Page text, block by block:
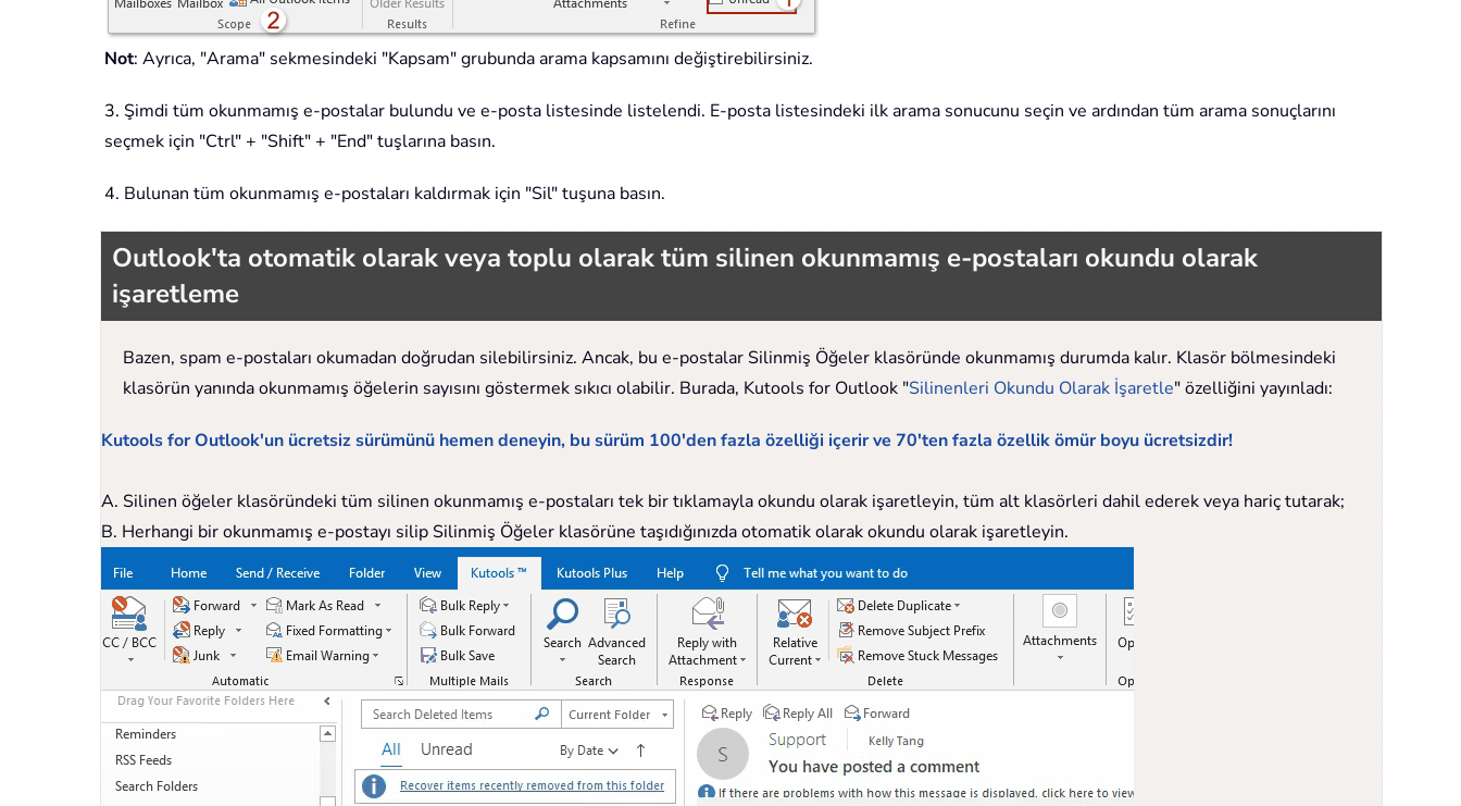
Not: Ayrıca, "Arama" sekmesindeki "Kapsam" grubunda arama kapsamını değiştirebilirsiniz.
3. Şimdi tüm okunmamış e-postalar bulundu ve e-posta listesinde listelendi. E-posta listesindeki ilk arama sonucunu seçin ve ardından tüm arama sonuçlarını
seçmek için "Ctrl" + "Shift" + "End" tuşlarına basın.
4. Bulunan tüm okunmamış e-postaları kaldırmak için "Sil" tuşuna basın.
Outlook'ta otomatik olarak veya toplu olarak tüm silinen okunmamış e-postaları okundu olarak
işaretleme
Bazen, spam e-postaları okumadan doğrudan silebilirsiniz. Ancak, bu e-postalar Silinmiş Öğeler klasöründe okunmamış durumda kalır. Klasör bölmesindeki
klasörün yanında okunmamış öğelerin sayısını göstermek sıkıcı olabilir. Burada, Kutools for Outlook "Silinenleri Okundu Olarak İşaretle" özelliğini yayınladı:
Kutools for Outlook'un ücretsiz sürümünü hemen deneyin, bu sürüm 100'den fazla özelliği içerir ve 70'ten fazla özellik ömür boyu ücretsizdir!
A. Silinen öğeler klasöründeki tüm silinen okunmamış e-postaları tek bir tıklamayla okundu olarak işaretleyin, tüm alt klasörleri dahil ederek veya hariç tutarak;
B. Herhangi bir okunmamış e-postayı silip Silinmiş Öğeler klasörüne taşıdığınızda otomatik olarak okundu olarak işaretleyin.